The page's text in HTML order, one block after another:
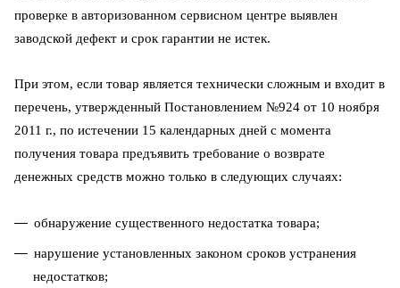
проверке в авторизованном сервисном центре выявлен
заводской дефект и срок гарантии не истек.
При этом, если товар является технически сложным и входит в
перечень, утвержденный Постановлением №924 от 10 ноября
2011 г., по истечении 15 календарных дней с момента
получения товара предъявить требование о возврате
денежных средств можно только в следующих случаях:
обнаружение существенного недостатка товара;
нарушение установленных законом сроков устранения
недостатков;